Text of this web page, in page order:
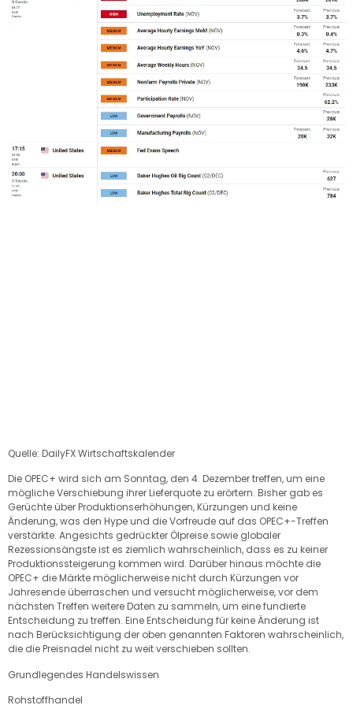
Quelle: DailyFX Wirtschaftskalender
Die OPEC+ wird sich am Sonntag, den 4. Dezember treffen, um eine
mögliche Verschiebung ihrer Lieferquote zu erörtern. Bisher gab es
Gerüchte über Produktionserhöhungen, Kürzungen und keine
Änderung, was den Hype und die Vorfreude auf das OPEC+-Treffen
verstärkte. Angesichts gedrückter Ölpreise sowie globaler
Rezessionsängste ist es ziemlich wahrscheinlich, dass es zu keiner
Produktionssteigerung kommen wird. Darüber hinaus möchte die
OPEC+ die Märkte möglicherweise nicht durch Kürzungen vor
Jahresende überraschen und versucht möglicherweise, vor dem
nächsten Treffen weitere Daten zu sammeln, um eine fundierte
Entscheidung zu treffen. Eine Entscheidung für keine Änderung ist
nach Berücksichtigung der oben genannten Faktoren wahrscheinlich,
die die Preisnadel nicht zu weit verschieben sollten.
Grundlegendes Handelswissen
Rohstoffhandel